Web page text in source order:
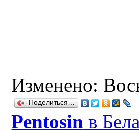
Изменено:
Поделиться…
Рentosin в